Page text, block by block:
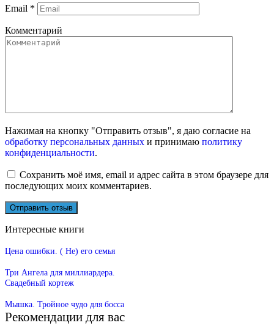
Email *
Комментарий
Нажимая на кнопку "Отправить отзыв", я даю согласие на
обработку персональных данных и принимаю политику
конфиденциальности.
Сохранить моё имя, email и адрес сайта в этом браузере для
последующих моих комментариев.
Интересные книги
Цена ошибки. ( Не) его семья
Три Ангела для миллиардера.
Свадебный кортеж
Мышка. Тройное чудо для босса
Рекомендации для вас